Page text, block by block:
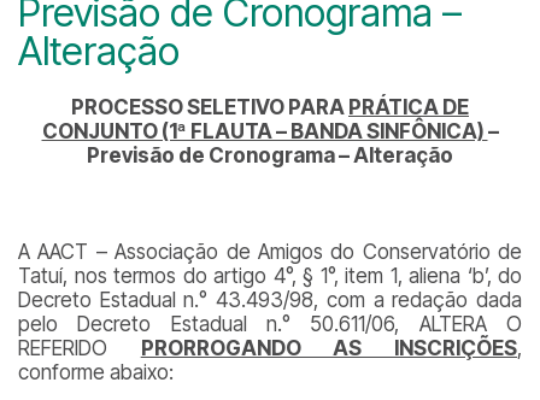
Previsão de Cronograma –
Alteração
PROCESSO SELETIVO PARA PRÁTICA DE
CONJUNTO (1ª FLAUTA – BANDA SINFÔNICA) –
Previsão de Cronograma – Alteração
A AACT – Associação de Amigos do Conservatório de
Tatuí, nos termos do artigo 4°, § 1°, item 1, aliena ‘b’, do
Decreto Estadual n.° 43.493/98, com a redação dada
pelo Decreto Estadual n.° 50.611/06, ALTERA O
REFERIDO
PRORROGANDO AS INSCRIÇÕES,
conforme abaixo: